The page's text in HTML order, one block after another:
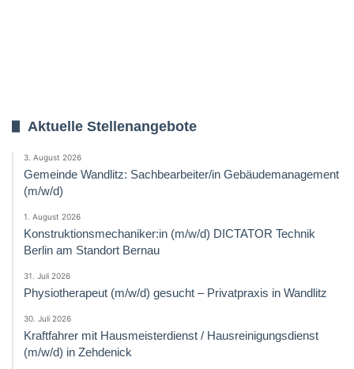
Aktuelle Stellenangebote
3. August 2026
Gemeinde Wandlitz: Sachbearbeiter/in Gebäudemanagement
(m/w/d)
1. August 2026
Konstruktionsmechaniker:in (m/w/d) DICTATOR Technik
Berlin am Standort Bernau
31. Juli 2026
Physiotherapeut (m/w/d) gesucht – Privatpraxis in Wandlitz
30. Juli 2026
Kraftfahrer mit Hausmeisterdienst / Hausreinigungsdienst
(m/w/d) in Zehdenick